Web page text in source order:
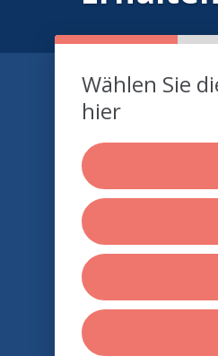
Wählen Sie
hier